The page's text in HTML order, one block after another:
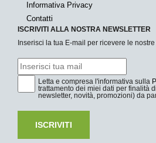
Informativa Privacy
Contatti
ISCRIVITI ALLA NOSTRA NEWSLETTER
Inserisci la tua E-mail per ricevere le
Letta e compresa l'informativa sulla
trattamento dei miei dati per finalità
newsletter, novità, promozioni) da
ISCRIVITI